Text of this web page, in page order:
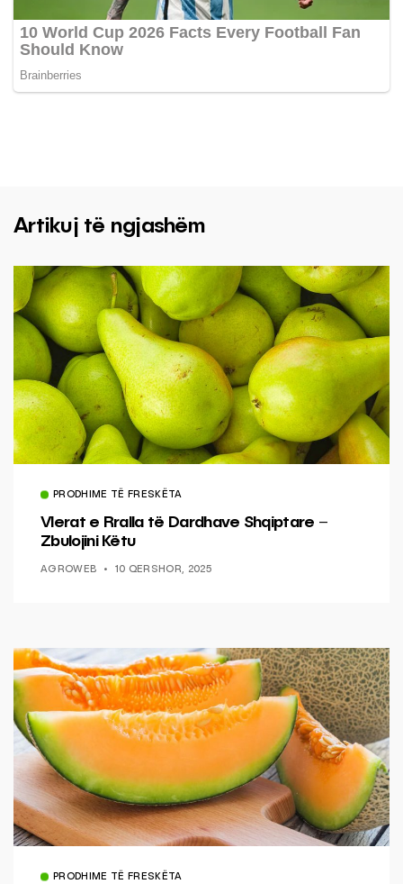
Artikuj të ngjashëm
PRODHIME TË FRESKËTA
Vlerat e Rralla të Dardhave Shqiptare –
Zbulojini Këtu
AGROWEB 10 QERSHOR, 2025
PRODHIME TË FRESKËTA